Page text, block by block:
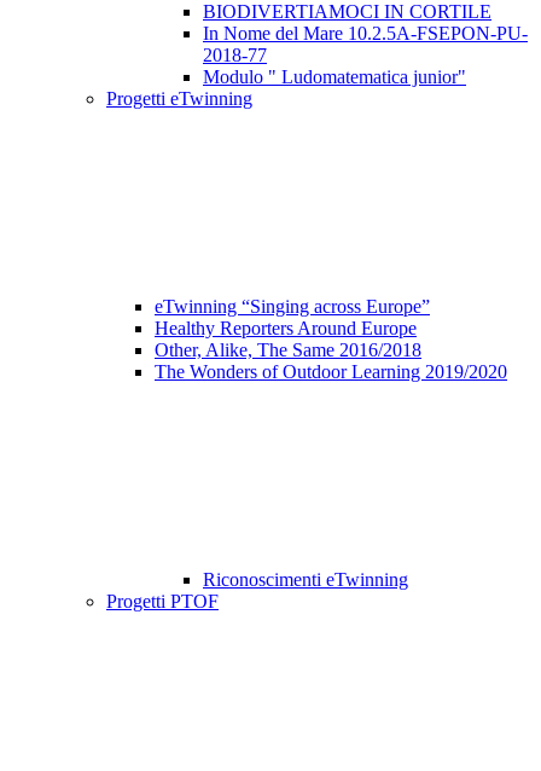
BIODIVERTIAMOCI IN CORTILE
In Nome del Mare 10.2.5A-FSEPON-PU-
2018-77
Modulo " Ludomatematica junior"
Progetti eTwinning
eTwinning “Singing across Europe”
Healthy Reporters Around Europe
Other, Alike, The Same 2016/2018
The Wonders of Outdoor Learning 2019/2020
Riconoscimenti eTwinning
Progetti PTOF